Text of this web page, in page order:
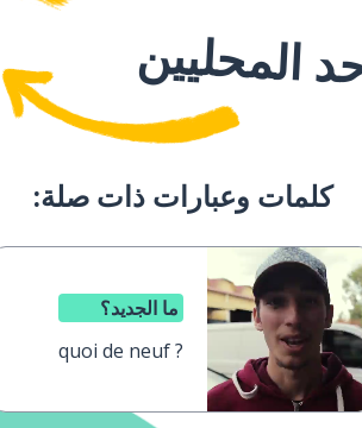
المحليين
كلمات وعبارات ذات صلة:
ما الجديد؟
quoi de neuf ?